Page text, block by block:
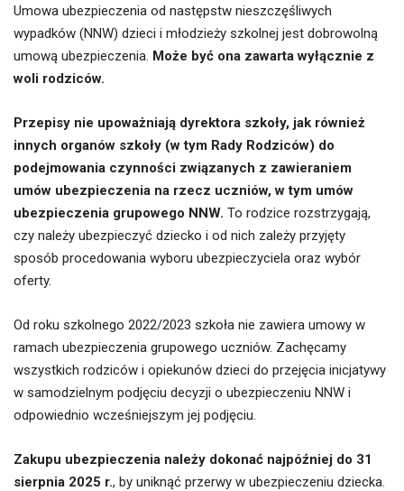
Umowa ubezpieczenia od następstw nieszczęśliwych
wypadków (NNW) dzieci i młodzieży szkolnej jest dobrowolną
umową ubezpieczenia. Może być ona zawarta wyłącznie z
woli rodziców.
Przepisy nie upoważniają dyrektora szkoły, jak również
innych organów szkoły (w tym Rady Rodziców) do
podejmowania czynności związanych z zawieraniem
umów ubezpieczenia na rzecz uczniów, w tym umów
ubezpieczenia grupowego NNW. To rodzice rozstrzygają,
czy należy ubezpieczyć dziecko i od nich zależy przyjęty
sposób procedowania wyboru ubezpieczyciela oraz wybór
oferty.
Od roku szkolnego 2022/2023 szkoła nie zawiera umowy w
ramach ubezpieczenia grupowego uczniów. Zachęcamy
wszystkich rodziców i opiekunów dzieci do przejęcia inicjatywy
w samodzielnym podjęciu decyzji o ubezpieczeniu NNW i
odpowiednio wcześniejszym jej podjęciu.
Zakupu ubezpieczenia należy dokonać najpóźniej do 31
sierpnia 2025 r., by uniknąć przerwy w ubezpieczeniu dziecka.